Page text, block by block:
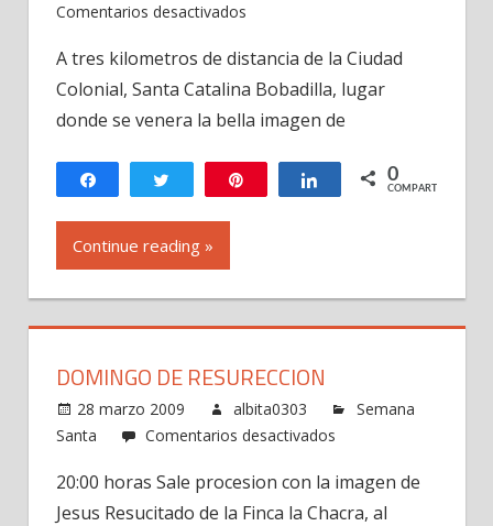
Comentarios desactivados
de
Jesus
Nazareno
Santa
Catalina
A tres kilometros de distancia de la Ciudad
Colonial, Santa Catalina Bobadilla, lugar
donde se venera la bella imagen de
Compartir Twittear Compartir
0
COMPARTIR
Continue reading »
DOMINGO DE RESURECCION
28 marzo 2009 albita0303
Semana
Santa
Comentarios desactivados
de
Resureccion
20:00 horas Sale procesion con la imagen de
Jesus Resucitado de la Finca la Chacra, al